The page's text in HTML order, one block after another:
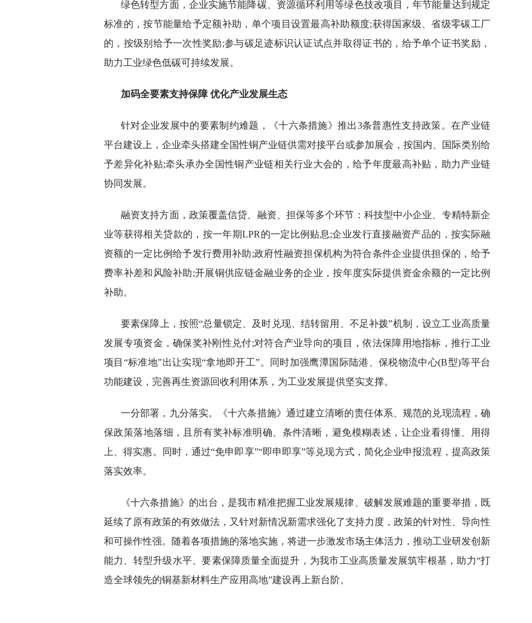
绿色转型方面，企业实施节能降碳、资源循环利用等绿色技改项目，年节能量达到规定
标准的，按节能量给予定额补助，单个项目设置最高补助额度;获得国家级、省级零碳工厂
的，按级别给予一次性奖励;参与碳足迹标识认证试点并取得证书的，给予单个证书奖励，
助力工业绿色低碳可持续发展。
加码全要素支持保障 优化产业发展生态
针对企业发展中的要素制约难题，《十六条措施》推出3条普惠性支持政策。在产业链
平台建设上，企业牵头搭建全国性铜产业链供需对接平台或参加展会，按国内、国际类别给
予差异化补贴;牵头承办全国性铜产业链相关行业大会的，给予年度最高补贴，助力产业链
协同发展。
融资支持方面，政策覆盖信贷、融资、担保等多个环节：科技型中小企业、专精特新企
业等获得相关贷款的，按一年期LPR的一定比例贴息;企业发行直接融资产品的，按实际融
资额的一定比例给予发行费用补助;政府性融资担保机构为符合条件企业提供担保的，给予
费率补差和风险补助;开展铜供应链金融业务的企业，按年度实际提供资金余额的一定比例
补助。
要素保障上，按照“总量锁定、及时兑现、结转留用、不足补拨”机制，设立工业高质量
发展专项资金，确保奖补刚性兑付;对符合产业导向的项目，依法保障用地指标，推行工业
项目“标准地”出让实现“拿地即开工”。同时加强鹰潭国际陆港、保税物流中心(B型)等平台
功能建设，完善再生资源回收利用体系，为工业发展提供坚实支撑。
一分部署，九分落实。《十六条措施》通过建立清晰的责任体系、规范的兑现流程，确
保政策落地落细，且所有奖补标准明确、条件清晰，避免模糊表述，让企业看得懂、用得
上、得实惠。同时，通过“免申即享”“即申即享”等兑现方式，简化企业申报流程，提高政策
落实效率。
《十六条措施》的出台，是我市精准把握工业发展规律、破解发展难题的重要举措，既
延续了原有政策的有效做法，又针对新情况新需求强化了支持力度，政策的针对性、导向性
和可操作性强。随着各项措施的落地实施，将进一步激发市场主体活力，推动工业研发创新
能力、转型升级水平、要素保障质量全面提升，为我市工业高质量发展筑牢根基，助力“打
造全球领先的铜基新材料生产应用高地”建设再上新台阶。